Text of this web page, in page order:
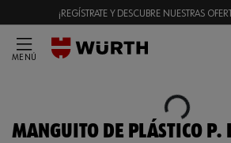
¡REGÍSTRATE Y DESCUBRE NUESTRAS
MENÚ
Loading...
MANGUITO DE PLÁSTICO P.